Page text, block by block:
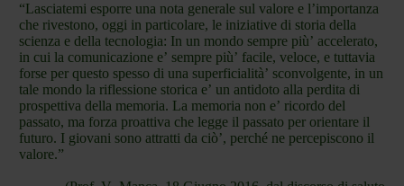
“Lasciatemi esporre una nota generale sul valore e l’importanza
che rivestono, oggi in particolare, le iniziative di storia della
scienza e della tecnologia: In un mondo sempre più’ accelerato,
in cui la comunicazione e’ sempre più’ facile, veloce, e tuttavia
forse per questo spesso di una superficialità’ sconvolgente, in un
tale mondo la riflessione storica e’ un antidoto alla perdita di
prospettiva della memoria. La memoria non e’ ricordo del
passato, ma forza proattiva che legge il passato per orientare il
futuro. I giovani sono attratti da ciò’, perché ne percepiscono il
valore.”